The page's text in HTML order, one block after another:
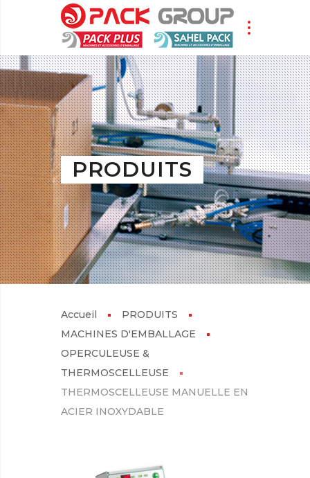
PRODUITS
Accueil
PRODUITS
MACHINES D'EMBALLAGE
OPERCULEUSE &
THERMOSCELLEUSE
THERMOSCELLEUSE MANUELLE EN
ACIER INOXYDABLE